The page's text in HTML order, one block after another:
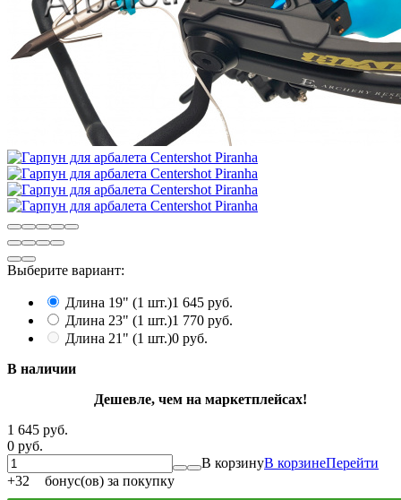
Выберите вариант:
Длина 19" (1 шт.)1 645 руб.
Длина 23" (1 шт.)1 770 руб.
Длина 21" (1 шт.)0 руб.
В наличии
Дешевле, чем на маркетплейсах!
1 645 руб.
0 руб.
В корзинуВ корзинеПерейти
+32 бонус(ов) за покупку